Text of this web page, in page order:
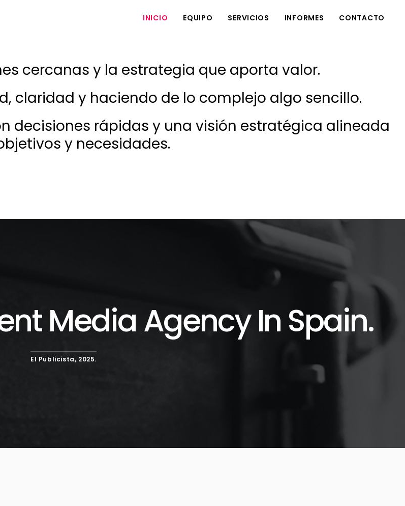
INICIO EQUIPO SERVICIOS
E INSIGHTS
DE MEDIOS
Y COMPRA
TRADICIONALES
MÁS QUE MEDIOS…
DISEÑO WEB Y ANALÍTICA
SOCIAL LISTENING
SOLUCIONES VÍDEO, STREAMING Y WEB TV
INFORMES CONTACTO
cercanas y la estrategia que aporta valor.
claridad y haciendo de lo complejo algo sencillo.
decisiones rápidas y una visión estratégica alineada
y necesidades.
Media Agency In Spain.
El Publicista, 2025.